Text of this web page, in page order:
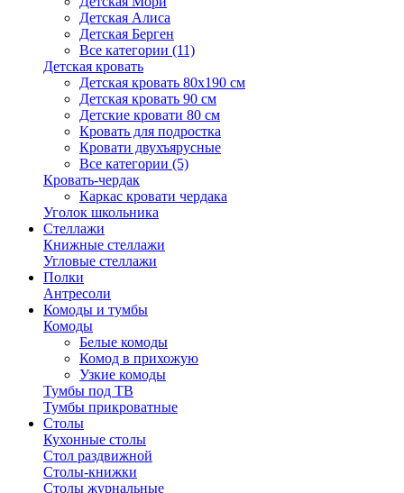
Детская Алиса
Детская Берген
Все категории (11)
Детская кровать
Детская кровать 80х190 см
Детская кровать 90 см
Детские кровати 80 см
Кровать для подростка
Кровати двухъярусные
Все категории (5)
Кровать-чердак
Каркас кровати чердака
Уголок школьника
Стеллажи
Книжные стеллажи
Угловые стеллажи
Полки
Антресоли
Комоды и тумбы
Комоды
Белые комоды
Комод в прихожую
Узкие комоды
Тумбы под ТВ
Тумбы прикроватные
Столы
Кухонные столы
Стол раздвижной
Столы-книжки
Столы журнальные